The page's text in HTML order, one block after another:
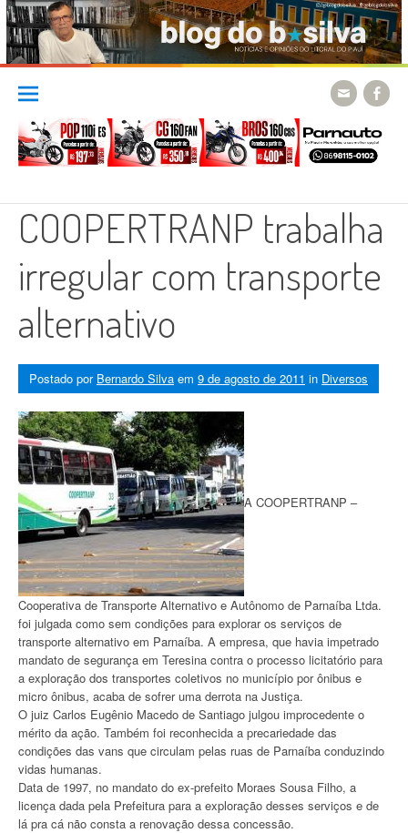
Skip
content
COOPERTRANP trabalha
irregular com transporte
alternativo
Postado por Bernardo Silva em 9 de agosto de 2011 in Diversos
A COOPERTRANP –
Cooperativa de Transporte Alternativo e Autônomo de Parnaíba Ltda.
foi julgada como sem condições para explorar os serviços de
transporte alternativo em Parnaíba. A empresa, que havia impetrado
mandato de segurança em Teresina contra o processo licitatório para
a exploração dos transportes coletivos no município por ônibus e
micro ônibus, acaba de sofrer uma derrota na Justiça.
O juiz Carlos Eugênio Macedo de Santiago julgou improcedente o
mérito da ação. Também foi reconhecida a precariedade das
condições das vans que circulam pelas ruas de Parnaíba conduzindo
vidas humanas.
Data de 1997, no mandato do ex-prefeito Moraes Sousa Filho, a
licença dada pela Prefeitura para a exploração desses serviços e de
lá pra cá não consta a renovação dessa concessão.